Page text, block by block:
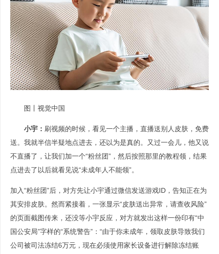
图丨视觉中国
小宇： 刷视频的时候，看见一个主播，直播送别人皮肤，免费
送。我就半信半疑地点进去，还以为是真的。又过一会儿，他又说
不直播了，让我们加一个“粉丝团”，然后按照那里的教程领，结果
点进去了以后就看见说“未成年人不能领”。
加入“粉丝团”后，对方先让小宇通过微信发送游戏ID，告知正在为
其安排皮肤。然而紧接着，一张显示“皮肤送出异常，请查收风险”
的页面截图传来，还没等小宇反应，对方就发出这样一份印有“中
国公安局”字样的“系统警告”：“由于你未成年，领取皮肤导致我们
公司被司法冻结6万元，现在必须使用家长设备进行解除冻结账